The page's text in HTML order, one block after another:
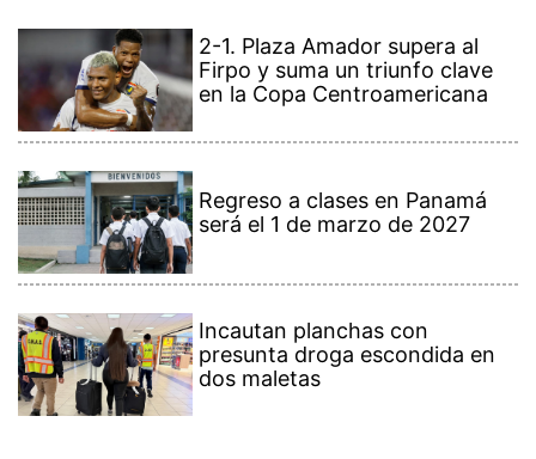
2-1. Plaza Amador supera al
Firpo y suma un triunfo clave
en la Copa Centroamericana
Regreso a clases en Panamá
será el 1 de marzo de 2027
Incautan planchas con
presunta droga escondida en
dos maletas